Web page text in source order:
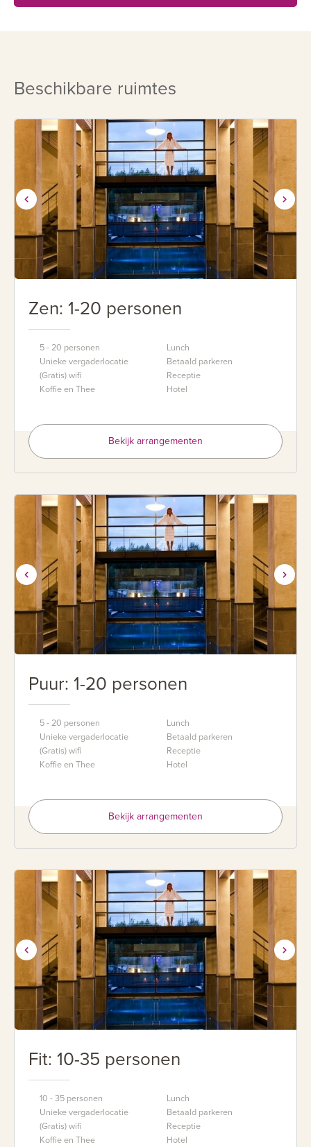
Beschikbare ruimtes
Zen: 1-20 personen
5 - 20 personen
Unieke vergaderlocatie
(Gratis) wifi
Koffie en Thee
Lunch
Betaald parkeren
Receptie
Hotel
Bekijk arrangementen
Puur: 1-20 personen
5 - 20 personen
Unieke vergaderlocatie
(Gratis) wifi
Koffie en Thee
Lunch
Betaald parkeren
Receptie
Hotel
Bekijk arrangementen
Fit: 10-35 personen
10 - 35 personen
Unieke vergaderlocatie
(Gratis) wifi
Koffie en Thee
Lunch
Betaald parkeren
Receptie
Hotel